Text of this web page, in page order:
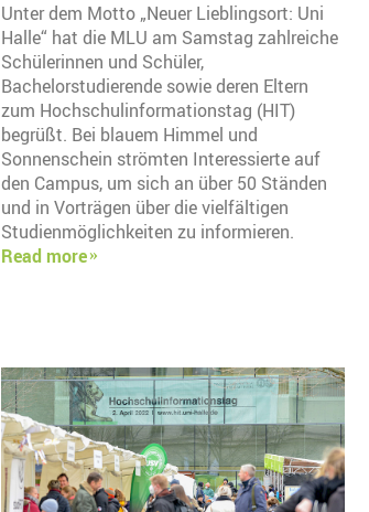
Unter dem Motto „Neuer Lieblingsort: Uni
Halle“ hat die MLU am Samstag zahlreiche
Schülerinnen und Schüler,
Bachelorstudierende sowie deren Eltern
zum Hochschulinformationstag (HIT)
begrüßt. Bei blauem Himmel und
Sonnenschein strömten Interessierte auf
den Campus, um sich an über 50 Ständen
und in Vorträgen über die vielfältigen
Studienmöglichkeiten zu informieren.
Read more